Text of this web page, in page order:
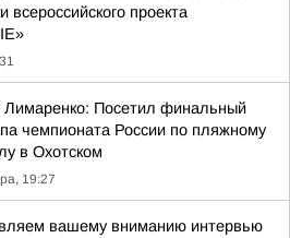
всероссийского проекта
Лимаренко: Посетил финальный
чемпионата России по пляжному
в Охотском
19:27
вашему вниманию интервью